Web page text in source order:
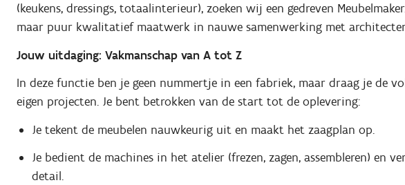
(keukens, dressings, totaalinterieur), zoeken wij een gedreven
maar puur kwalitatief maatwerk in nauwe samenwerking met
Jouw uitdaging: Vakmanschap van A tot Z
In deze functie ben je geen nummertje in een fabriek, maar draag je de
eigen projecten. Je bent betrokken van de start tot de oplevering:
Je tekent de meubelen nauwkeurig uit en maakt het zaagplan op.
Je bedient de machines in het atelier (frezen, zagen, assembleren) en
detail.